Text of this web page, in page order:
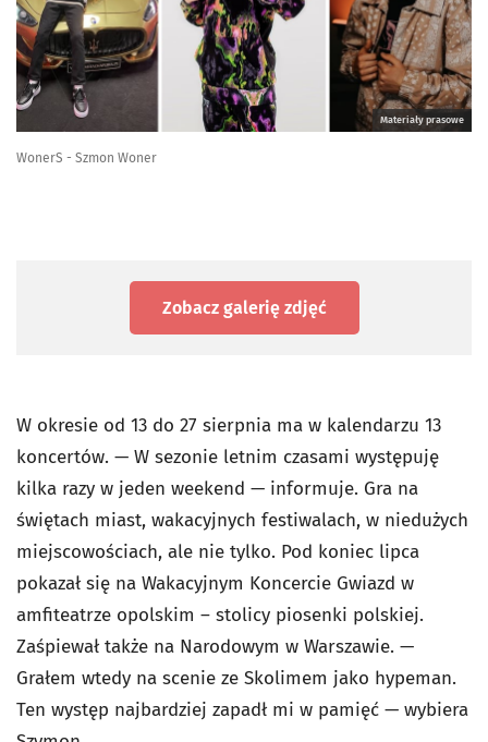
Materiały prasowe
WonerS - Szmon Woner
Zobacz galerię zdjęć
W okresie od 13 do 27 sierpnia ma w kalendarzu 13
koncertów. — W sezonie letnim czasami występuję
kilka razy w jeden weekend — informuje. Gra na
świętach miast, wakacyjnych festiwalach, w niedużych
miejscowościach, ale nie tylko. Pod koniec lipca
pokazał się na Wakacyjnym Koncercie Gwiazd w
amfiteatrze opolskim – stolicy piosenki polskiej.
Zaśpiewał także na Narodowym w Warszawie. —
Grałem wtedy na scenie ze Skolimem jako hypeman.
Ten występ najbardziej zapadł mi w pamięć — wybiera